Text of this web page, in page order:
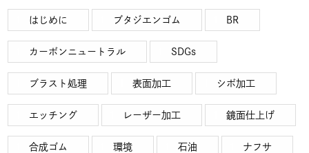
はじめに ブタジエンゴム BR
カーボンニュートラル SDGs
ブラスト処理 表面加工 シボ加工
エッチング レーザー加工 鏡面仕上げ
合成ゴム 環境 石油 ナフサ